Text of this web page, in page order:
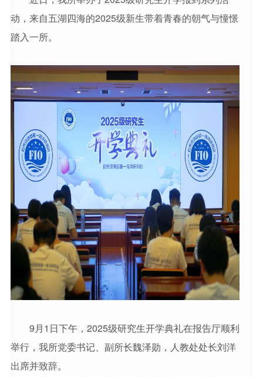
动，来自五湖四海的2025级新生带着青春的朝气与憧憬
踏入一所。
9月1日下午，2025级研究生开学典礼在报告厅顺利
举行，我所党委书记、副所长魏泽勋，人教处处长刘洋
出席并致辞。